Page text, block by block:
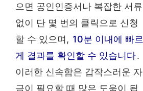
으면 공인인증서나 복잡한 서류
없이 단 몇 번의 클릭으로 신청
할 수 있으며, 10분 이내에 빠르
게 결과를 확인할 수 있습니다.
이러한 신속함은 갑작스러운 자
금이 필요할 때 많은 도움이 됩